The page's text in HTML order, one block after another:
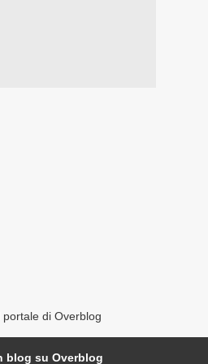
di Overblog
blog su Overblog